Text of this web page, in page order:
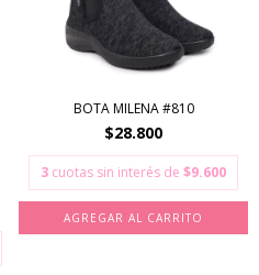
BOTA MILENA #810
$28.800
3 cuotas sin interés de $9.600
AGREGAR AL CARRITO